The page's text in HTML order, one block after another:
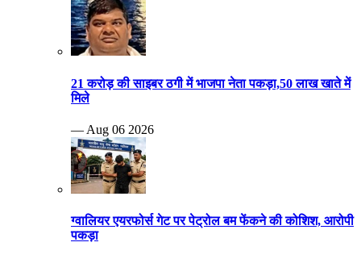
21 करोड़ की साइबर ठगी में भाजपा नेता पकड़ा,50 लाख खाते में
मिले
— Aug 06 2026
ग्वालियर एयरफोर्स गेट पर पेट्रोल बम फेंकने की कोशिश, आरोपी
पकड़ा